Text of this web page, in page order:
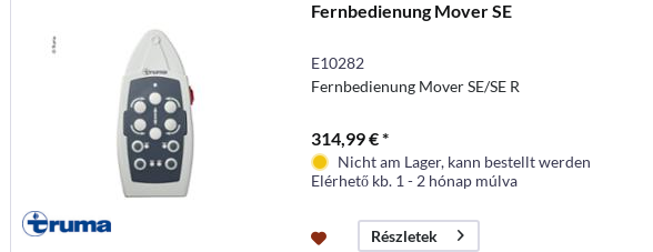
Fernbedienung Mover SE
E10282
Fernbedienung Mover SE/SE R
314,99 € *
Nicht am Lager, kann bestellt werden
Elérhető kb. 1 - 2 hónap múlva
Részletek